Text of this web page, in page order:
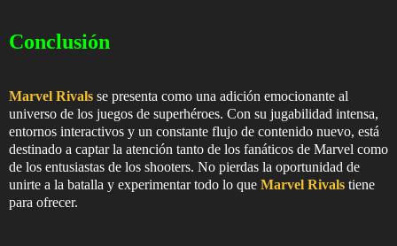
Conclusión
Marvel Rivals se presenta como una adición emocionante al
universo de los juegos de superhéroes. Con su jugabilidad intensa,
entornos interactivos y un constante flujo de contenido nuevo, está
destinado a captar la atención tanto de los fanáticos de Marvel como
de los entusiastas de los shooters. No pierdas la oportunidad de
unirte a la batalla y experimentar todo lo que Marvel Rivals tiene
para ofrecer.